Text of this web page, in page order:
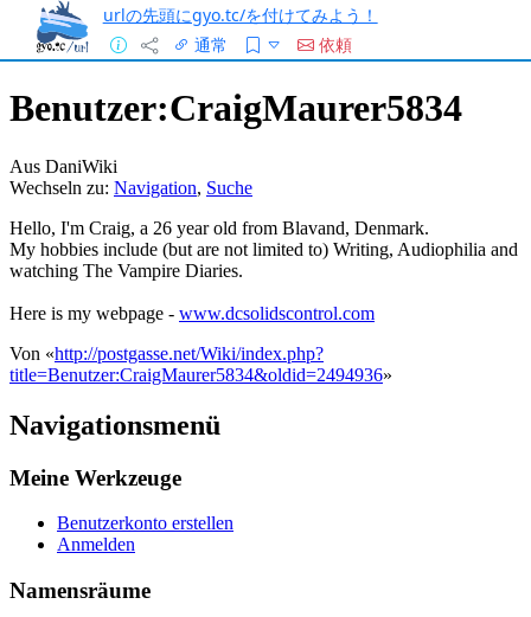
urlの先頭にgyo.tc/を付けてみよう！
通常
依頼